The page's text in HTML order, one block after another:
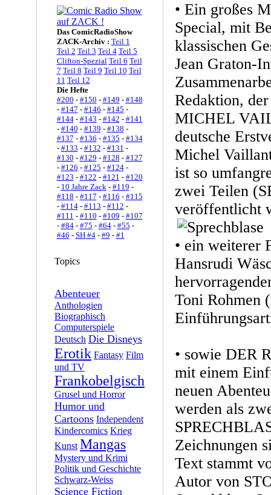
Das ComicRadioShow
ZACK-Archiv : Teil 1
Teil 2 Teil 3 Teil 4 Teil 5
Clifton-Spezial Teil 6 Teil
7 Teil 8 Teil 9 Teil 10 Teil
11 Teil 12
Die Hefte
#200 - #150 - #149 - #148
- #147 - #146 - #145 -
#144- #143 - #142 - #141
- #140 - #139 - #138 -
#137 - #136 - #135 - #134
- #133 - #132 - #131 -
#130 - #129 - #128 - #127
- #126 - #125 - #124-
#123 - #122 - #121 - #120
- 10 Jahre Zack- #119 -
#118 - #117 - #116 - #115
- #114- #113 - #112 -
#111 - #110 - #109 - #107
- #84- #75 - #64- #55 -
#46 - SH #4- #9 - #1
Topics
Abenteuer
Anthologien
Biographisch
Computerspiele
Deutsch Die Disneys
Erotik Fantasy Film
und TV
Frankobelgisch
Grusel und Horror
Humor und
Cartoons Independent
Kindercomics Krieg
Kunst Mangas
Mystery und Krimi
Politik und Geschichte
Schwarz-Weiss
Science Fiction
• Ein großes
Special, mit
klassischen
Jean Graton-
Redaktion,
MICHEL
deutsche
Michel
ist so
zwei Teilen
veröffentlicht
• ein weiterer
Hansrudi
Toni Rohmen
• sowie DER
mit einem
neuen
werden als
Zeichnungen
Text stammt
Autor von